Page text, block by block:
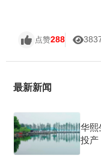
点赞288
最新新闻
华熙
投产